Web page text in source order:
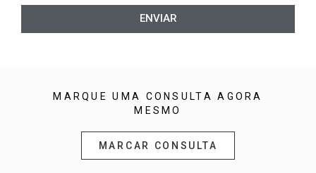
ENVIAR
MARQUE UMA CONSULTA AGORA
MESMO
MARCAR CONSULTA